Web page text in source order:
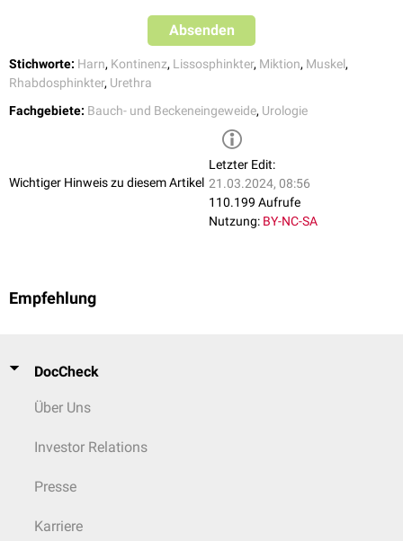
Absenden
Stichworte: Harn, Kontinenz, Lissosphinkter, Miktion, Muskel,
Rhabdosphinkter, Urethra
Fachgebiete: Bauch- und Beckeneingeweide, Urologie
Wichtiger Hinweis zu diesem Artikel
Letzter Edit:
21.03.2024, 08:56
110.199 Aufrufe
Nutzung: BY-NC-SA
Empfehlung
DocCheck
Über Uns
Investor Relations
Presse
Karriere